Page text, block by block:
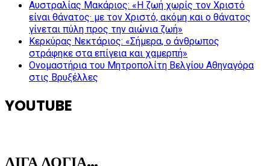
Αυστραλίας Μακάριος: «Η ζωή χωρίς τον Χριστό
είναι θάνατος· με τον Χριστό, ακόμη και ο θάνατος
γίνεται πύλη προς την αιώνια ζωή»
Κερκύρας Νεκτάριος: «Σήμερα, ο άνθρωπος
στράφηκε στα επίγεια και χαμερπή»
Ονομαστήρια του Μητροπολίτη Βελγίου Αθηναγόρα
στις Βρυξέλλες
YOUTUBE
ΛΙΓΑ ΛΟΓΙΑ…